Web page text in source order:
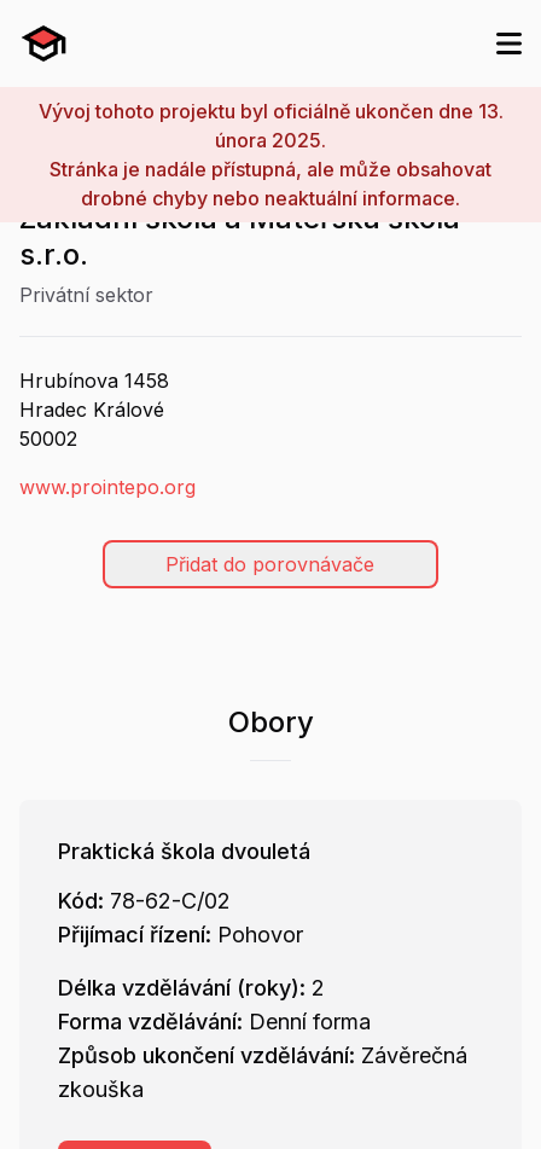
Vývoj tohoto projektu byl oficiálně ukončen dne 13.
února 2025.
Stránka je nadále přístupná, ale může obsahovat
drobné chyby nebo neaktuální informace.
PROINTEPO - Střední škola,
Základní škola a Mateřská škola
s.r.o.
Privátní sektor
Hrubínova 1458
Hradec Králové
50002
www.prointepo.org
Přidat do porovnávače
Obory
Praktická škola dvouletá
Kód: 78-62-C/02
Přijímací řízení: Pohovor
Délka vzdělávání (roky): 2
Forma vzdělávání: Denní forma
Způsob ukončení vzdělávání: Závěrečná
zkouška